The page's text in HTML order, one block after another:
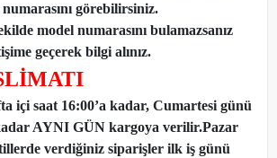
görebilirsiniz.
model numarasını bulamazsanız
geçerek bilgi alınız.
içi saat 16:00’a kadar, Cumartesi günü
AYNI GÜN kargoya verilir.Pazar
verdiğiniz siparişler ilk iş günü